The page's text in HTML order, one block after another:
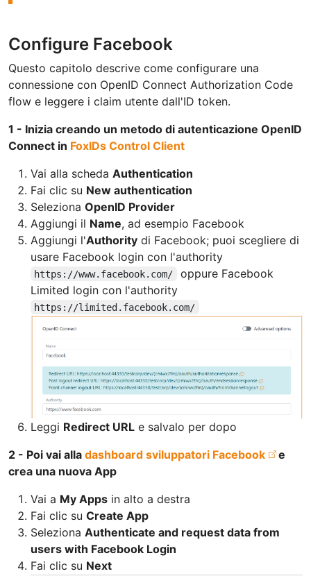
Configure Facebook
Questo capitolo descrive come configurare una
connessione con OpenID Connect Authorization Code
flow e leggere i claim utente dall'ID token.
1 - Inizia creando un metodo di autenticazione OpenID
Connect in FoxIDs Control Client
Vai alla scheda Authentication
Fai clic su New authentication
Seleziona OpenID Provider
Aggiungi il Name, ad esempio Facebook
Aggiungi l'Authority di Facebook; puoi scegliere di
usare Facebook login con l'authority
https://www.facebook.com/
oppure Facebook
Limited login con l'authority
https://limited.facebook.com/
Leggi Redirect URL e salvalo per dopo
2 - Poi vai alla dashboard sviluppatori Facebook
e
crea una nuova App
Vai a My Apps in alto a destra
Fai clic su Create App
Seleziona Authenticate and request data from
users with Facebook Login
Fai clic su Next